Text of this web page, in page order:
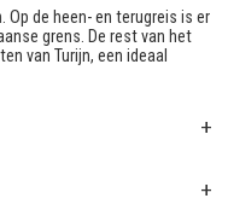
Op de heen- en terugreis is er
grens. De rest van het
van Turijn, een ideaal
+
+